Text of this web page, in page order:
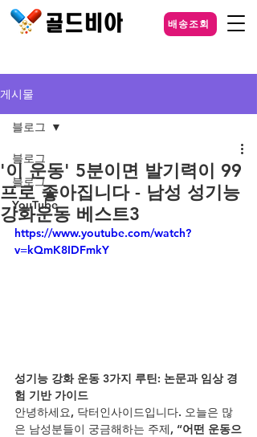
배송조회
게시물
블로그
블로그
YouTube
블로그
'이 운동' 5분이면 발기력이 99
프로 좋아집니다 - 남성 성기능
강화운동 베스트3
https://www.youtube.com/watch?
v=kQmK8IDFmkY
성기능 강화 운동 3가지 루틴: 논문과 임상 경
험 기반 가이드
안녕하세요, 닥터인사이드입니다. 오늘은 많
은 남성분들이 궁금해하는 주제, “어떤 운동으